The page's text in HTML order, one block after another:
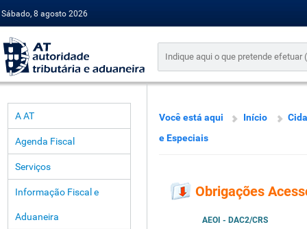
Sábado, 8 agosto 2026
A AT
Agenda Fiscal
Serviços
Informação Fiscal e
Aduaneira
Você está aqui Início
e Especiais
Obrigações
AEOI - DAC2/CRS